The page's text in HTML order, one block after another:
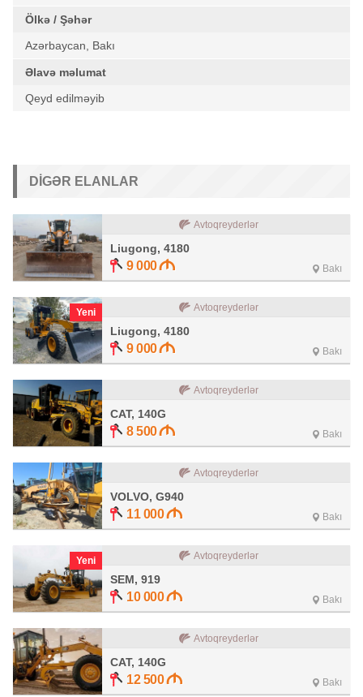
Ölkə / Şəhər
Azərbaycan, Bakı
Əlavə məlumat
Qeyd edilməyib
DIGƏR ELANLAR
Avtoqreyderlər
Liugong, 4180
9 000 Bakı
Yeni Avtoqreyderlər
Liugong, 4180
9 000 Bakı
Avtoqreyderlər
CAT, 140G
8 500 Bakı
Avtoqreyderlər
VOLVO, G940
11 000 Bakı
Yeni Avtoqreyderlər
SEM, 919
10 000 Bakı
Avtoqreyderlər
CAT, 140G
12 500 Bakı